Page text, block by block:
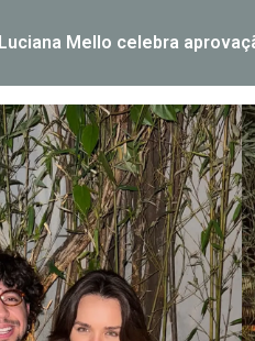
Luciana Mello celebra